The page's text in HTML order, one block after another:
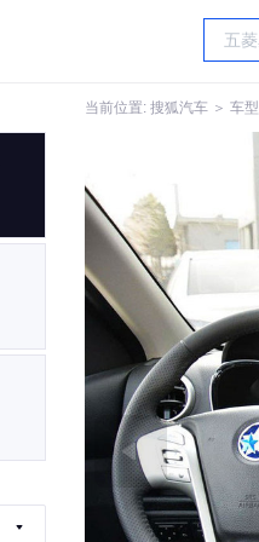
当前位置: 搜狐汽车 ＞ 车